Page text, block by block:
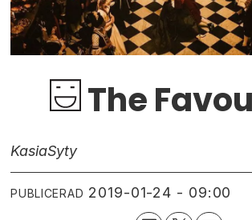
The
KasiaSyty
PUBLICERAD 2019-01-24 - 09:00